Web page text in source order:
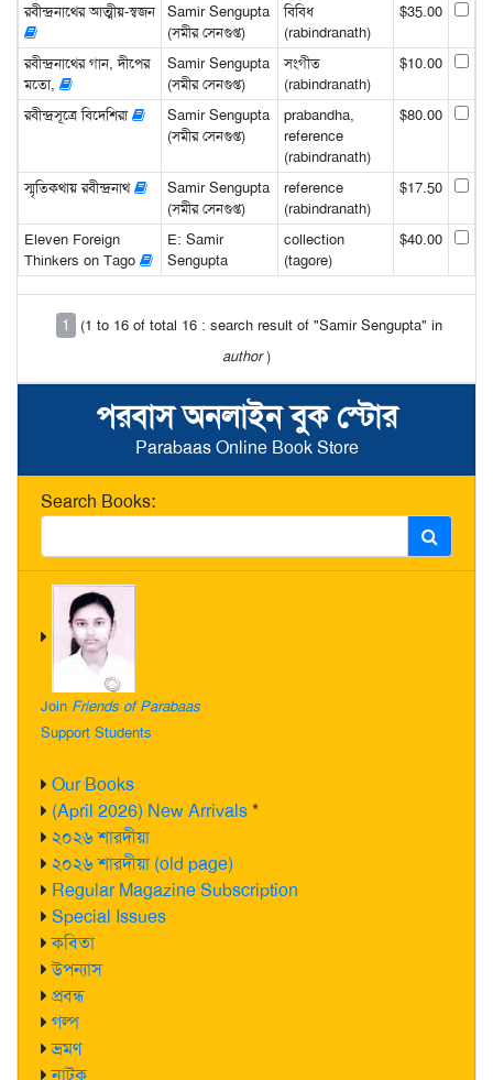
পরবাস অনলাইন বুক স্টোর
Parabaas Online Book Store
Search Books:
Join Friends of Parabaas
Support Students
Our Books
(April 2026) New Arrivals*
২০২৬ শারদীয়া
২০২৬ শারদীয়া (old page)
Regular Magazine Subscription
Special Issues
কবিতা
উপন্যাস
প্রবন্ধ
গল্প
ভ্রমণ
নাটক
রবীন্দ্রনাথের আত্মীয়-স্বজন
Samir Sengupta
(সমীর সেনগুপ্ত)
বিবিধ
(rabindranath)
$35.00
রবীন্দ্রনাথের গান, দীপের
মতো,
Samir Sengupta
(সমীর সেনগুপ্ত)
সংগীত
(rabindranath)
$10.00
রবীন্দ্রসূত্রে বিদেশিরা
Samir Sengupta
(সমীর সেনগুপ্ত)
prabandha,
reference
(rabindranath)
$80.00
স্মৃতিকথায় রবীন্দ্রনাথ
Samir Sengupta
(সমীর সেনগুপ্ত)
reference
(rabindranath)
$17.50
Eleven Foreign
Thinkers on Tago
E: Samir
Sengupta
collection
(tagore)
$40.00
1
(1 to 16 of total 16 : search result of "Samir Sengupta" in
author)